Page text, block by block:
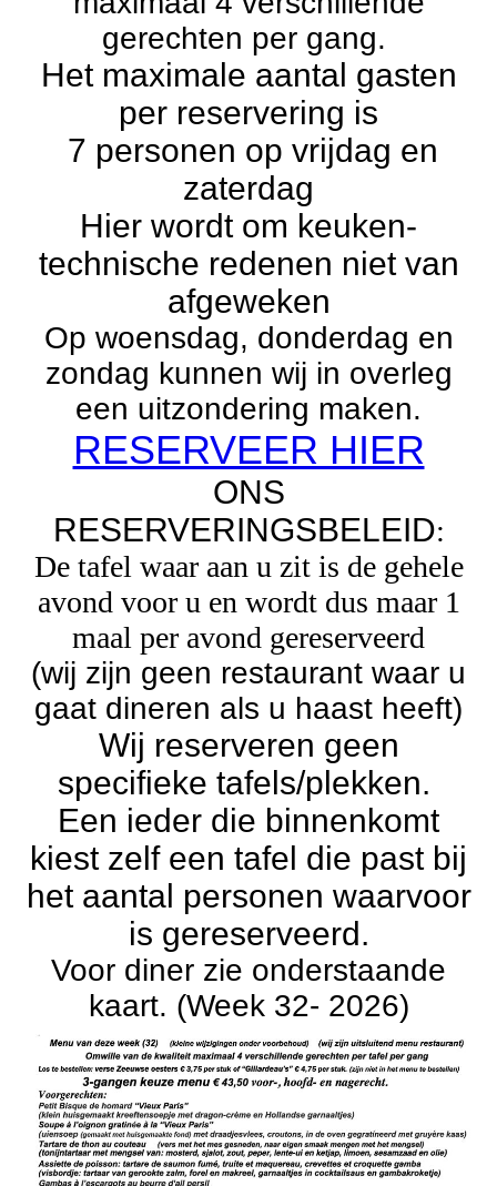
gerechten per gang.
Het maximale aantal gasten
per reservering is
7 personen op vrijdag en
zaterdag
Hier wordt om keuken-
technische redenen niet van
afgeweken
Op woensdag, donderdag en
zondag kunnen wij in overleg
een uitzondering maken.
RESERVEER HIER
ONS
RESERVERINGSBELEID:
De tafel waar aan u zit is de gehele
avond voor u en wordt dus maar 1
maal per avond gereserveerd
(wij zijn geen restaurant waar u
gaat dineren als u haast heeft)
Wij reserveren geen
specifieke tafels/plekken.
Een ieder die binnenkomt
kiest zelf een tafel die past bij
het aantal personen waarvoor
is gereserveerd.
Voor diner zie onderstaande
kaart. (Week 32- 2026)